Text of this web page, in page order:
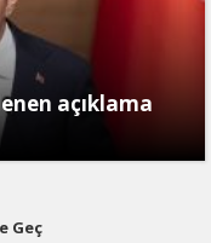
açıklama
Geç